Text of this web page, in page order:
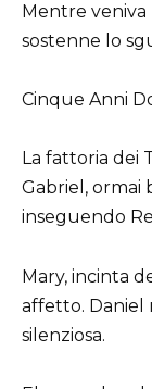
Mentre veniva
sostenne lo
Cinque Anni
La fattoria dei
Gabriel, ormai
inseguendo
Mary, incinta
affetto. Daniel
silenziosa.